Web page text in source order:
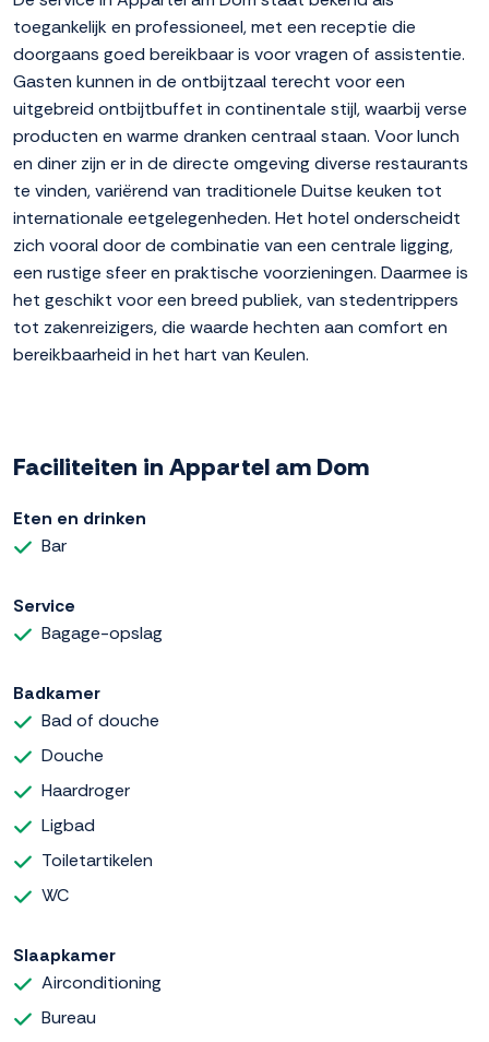
toegankelijk en professioneel, met een receptie die
doorgaans goed bereikbaar is voor vragen of assistentie.
Gasten kunnen in de ontbijtzaal terecht voor een
uitgebreid ontbijtbuffet in continentale stijl, waarbij verse
producten en warme dranken centraal staan. Voor lunch
en diner zijn er in de directe omgeving diverse restaurants
te vinden, variërend van traditionele Duitse keuken tot
internationale eetgelegenheden. Het hotel onderscheidt
zich vooral door de combinatie van een centrale ligging,
een rustige sfeer en praktische voorzieningen. Daarmee is
het geschikt voor een breed publiek, van stedentrippers
tot zakenreizigers, die waarde hechten aan comfort en
bereikbaarheid in het hart van Keulen.
Faciliteiten in Appartel am Dom
Eten en drinken
Bar
Service
Bagage-opslag
Badkamer
Bad of douche
Douche
Haardroger
Ligbad
Toiletartikelen
WC
Slaapkamer
Airconditioning
Bureau